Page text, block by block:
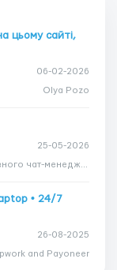
цьому сайті,
06-02-2026
Olya Pozo
25-05-2026
• 24/7
26-08-2025
and Payoneer